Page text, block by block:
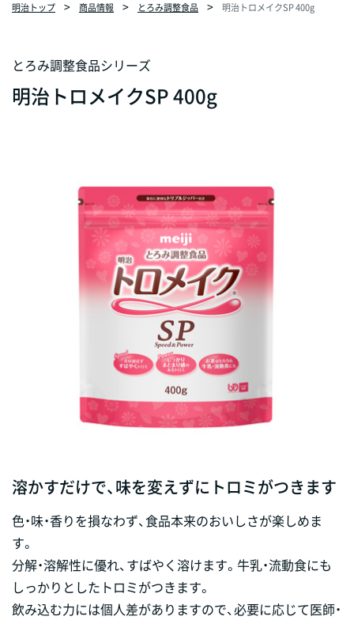
明治トップ 商品情報 とろみ調整食品 明治トロメイクSP 400g
とろみ調整食品シリーズ
明治トロメイクSP 400g
溶かすだけで、味を変えずにトロミがつきます
色・味・香りを損なわず、食品本来のおいしさが楽しめま
す。
分解・溶解性に優れ、すばやく溶けます。牛乳・流動食にも
しっかりとしたトロミがつきます。
飲み込む力には個人差がありますので、必要に応じて医師・